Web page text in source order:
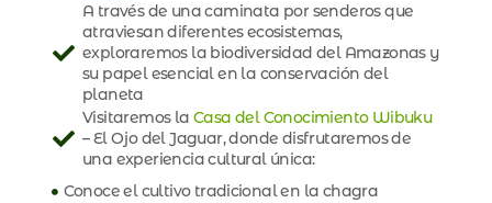
A través de una caminata por senderos que
atraviesan diferentes ecosistemas,
exploraremos la biodiversidad del Amazonas y
su papel esencial en la conservación del
planeta
Visitaremos laCasa del Conocimiento Wibuku
– El Ojo del Jaguar, donde disfrutaremos de
una experiencia cultural única:
Conoce el cultivo tradicional en la chagra